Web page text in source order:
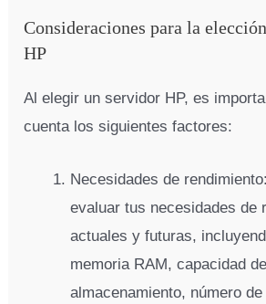
Consideraciones para la
HP
Al elegir un servidor HP, es
cuenta los siguientes factores:
Necesidades de
evaluar tus necesidades de
actuales y futuras,
memoria RAM, capacidad de
almacenamiento, número